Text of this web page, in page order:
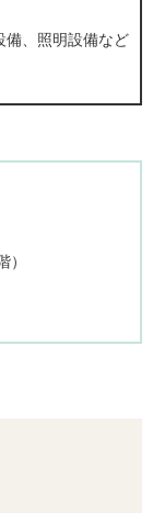
備、照明設備など